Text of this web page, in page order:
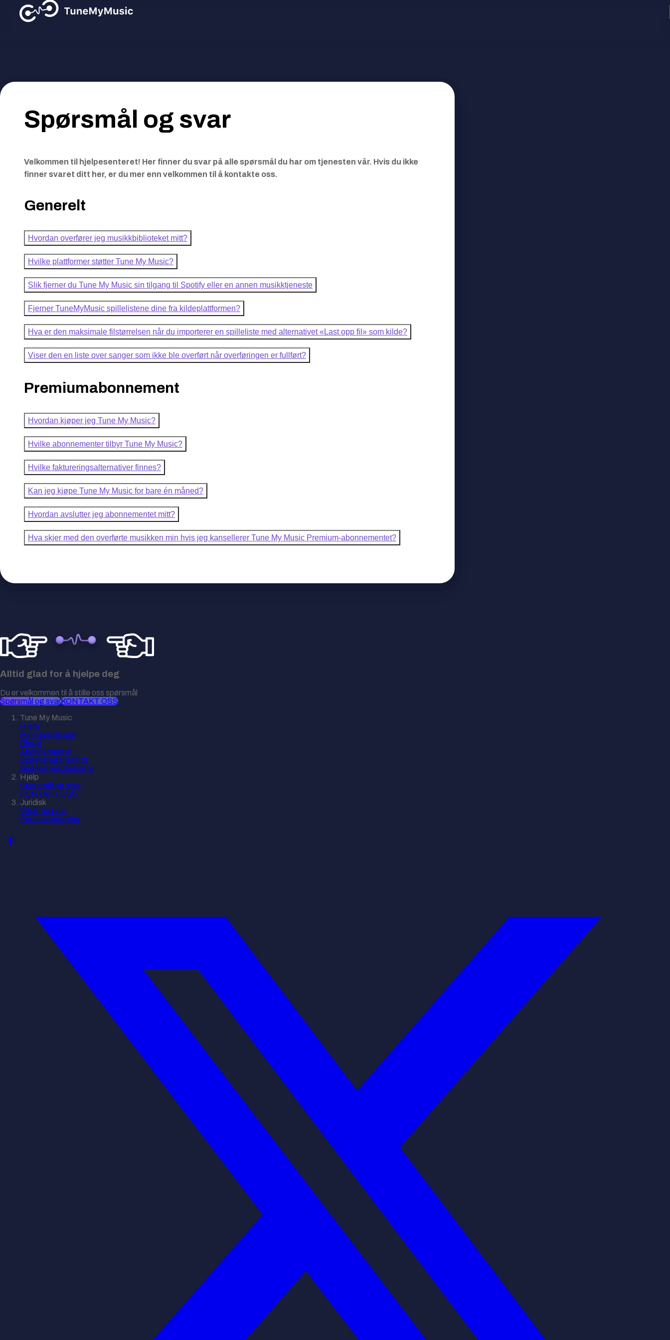
Spørsmål og svar
Velkommen til hjelpesenteret! Her finner du svar på alle spørsmål du har om tjenesten vår. Hvis du ikke
finner svaret ditt her, er du mer enn velkommen til å kontakte oss.
Generelt
Hvordan overfører jeg musikkbiblioteket mitt?
Hvilke plattformer støtter Tune My Music?
Slik fjerner du Tune My Music sin tilgang til Spotify eller en annen musikktjeneste
Fjerner TuneMyMusic spillelistene dine fra kildeplattformen?
Hva er den maksimale filstørrelsen når du importerer en spilleliste med alternativet «Last opp fil» som kilde?
Viser den en liste over sanger som ikke ble overført når overføringen er fullført?
Premiumabonnement
Hvordan kjøper jeg Tune My Music?
Hvilke abonnementer tilbyr Tune My Music?
Hvilke faktureringsalternativer finnes?
Kan jeg kjøpe Tune My Music for bare én måned?
Hvordan avslutter jeg abonnementet mitt?
Hva skjer med den overførte musikken min hvis jeg kansellerer Tune My Music Premium-abonnementet?
Alltid glad for å hjelpe deg
Du er velkommen til å stille oss spørsmål
Spørsmål og svarKONTAKT OSS
Tune My Music
Hjem
Mine innstillinger
Blogg
Abonnementer
Spillelistegenerator
Spillelisteorganisator
Hjelp
Spørsmål og svar
KONTAKT OSS
Juridisk
Vilkår for bruk
Personvernregler